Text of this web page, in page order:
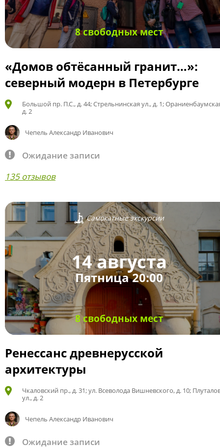
8 свободных мест
«Домов обтёсанный гранит…»:
северный модерн в Петербурге
Большой пр. П.С., д. 44; Стрельнинская ул., д. 1;
д. 2
Чепель Александр Иванович
Ожидание записи
135 отзывов
Самокатные экскурсии
14 августа
Пятница 20:00
8 свободных мест
Ренессанс древнерусской
архитектуры
Чкаловский пр., д. 31; ул. Всеволода Вишневского, д. 10;
ул., д. 2
Чепель Александр Иванович
Ожидание записи